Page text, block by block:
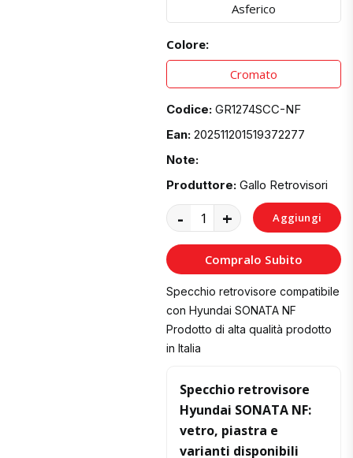
Asferico
Colore:
Cromato
Codice: GR1274SCC-NF
Ean: 202511201519372277
Note:
Produttore: Gallo Retrovisori
- + Aggiungi
al
Carrello
Compralo Subito
Specchio retrovisore compatibile
con Hyundai SONATA NF
Prodotto di alta qualità prodotto
in Italia
Specchio retrovisore
Hyundai SONATA NF:
vetro, piastra e
varianti disponibili